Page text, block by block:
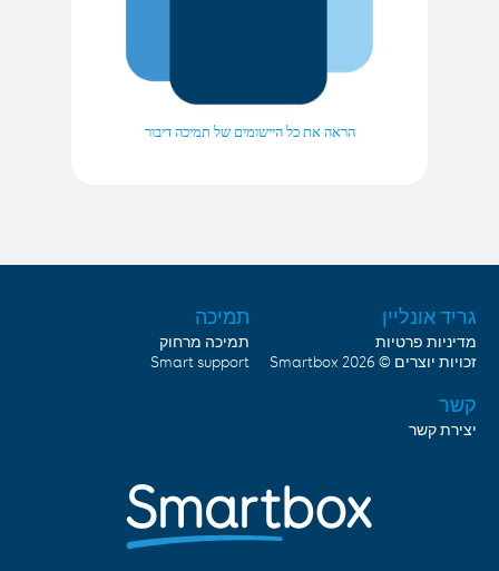
הראה את כל היישומים של תמיכה דיבור
גריד אונליין
מדיניות פרטיות
זכויות יוצרים © 2026
Smartbox
תמיכה
תמיכה מרחוק
Smart support
קשר
יצירת קשר